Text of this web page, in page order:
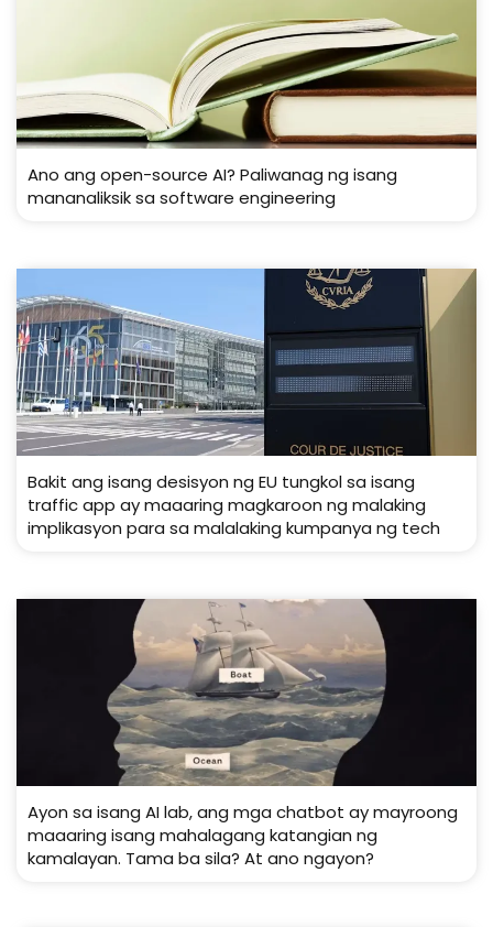
Ano ang open-source AI? Paliwanag ng isang
mananaliksik sa software engineering
Bakit ang isang desisyon ng EU tungkol sa isang
traffic app ay maaaring magkaroon ng malaking
implikasyon para sa malalaking kumpanya ng tech
Ayon sa isang AI lab, ang mga chatbot ay mayroong
maaaring isang mahalagang katangian ng
kamalayan. Tama ba sila? At ano ngayon?